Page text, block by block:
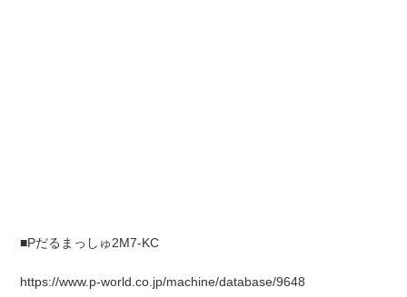
■Pだるまっしゅ2M7-KC
https://www.p-world.co.jp/machine/database/9648